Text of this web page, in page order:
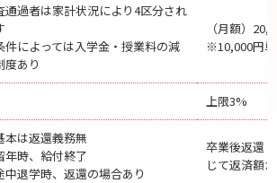
通過者は家計状況により4区分され
によっては入学金・授業料の減
度あり
（月額）
※10,000円
上限3%
本は返還義務無
時、給付終了
退学時、返還の場合あり
卒業後返還
じて返済額